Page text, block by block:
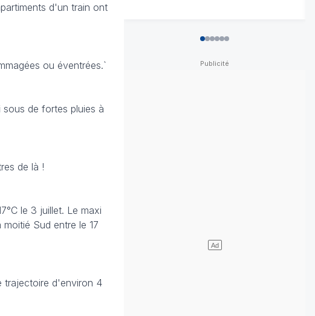
d'un train ont
ou éventrées.`
de fortes pluies à
de là !
le 3 juillet. Le maxi
Sud entre le 17
trajectoire d'environ 4
012345